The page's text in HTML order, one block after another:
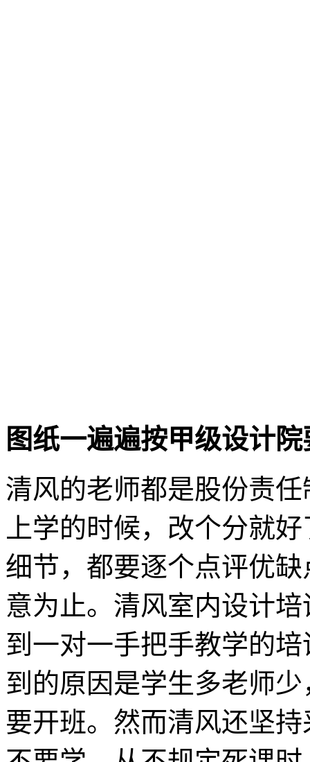
图纸一遍遍按甲级设计
清风的老师都是股份责
上学的时候，改个分就
细节，都要逐个点评优
意为止。清风室内设计
到一对一手把手教学的
到的原因是学生多老师
要开班。然而清风还坚